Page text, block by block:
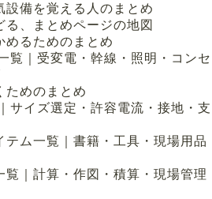
設備を覚える人のまとめ
、まとめページの地図
めるためのまとめ
覧｜受変電・幹線・照明・コンセ
ためのまとめ
サイズ選定・許容電流・接地・支
テム一覧｜書籍・工具・現場用品
覧｜計算・作図・積算・現場管理